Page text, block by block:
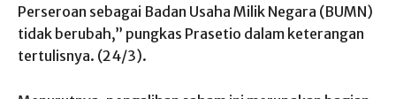
Perseroan sebagai Badan Usaha Milik Negara (BUMN)
tidak berubah,” pungkas Prasetio dalam keterangan
tertulisnya. (24/3).